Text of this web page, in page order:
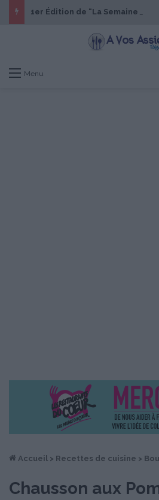
Menu
Accueil > Recettes de cuisine >
Chausson aux